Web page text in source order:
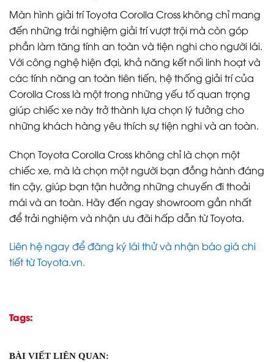
Màn hình giải trí Toyota Corolla Cross không chỉ mang
đến những trải nghiệm giải trí vượt trội mà còn góp
phần làm tăng tính an toàn và tiện nghi cho người lái.
Với công nghệ hiện đại, khả năng kết nối linh hoạt và
các tính năng an toàn tiên tiến, hệ thống giải trí của
Corolla Cross là một trong những yếu tố quan trọng
giúp chiếc xe này trở thành lựa chọn lý tưởng cho
những khách hàng yêu thích sự tiện nghi và an toàn.
Chọn Toyota Corolla Cross không chỉ là chọn một
chiếc xe, mà là chọn một người bạn đồng hành đáng
tin cậy, giúp bạn tận hưởng những chuyến đi thoải
mái và an toàn. Hãy đến ngay showroom gần nhất
để trải nghiệm và nhận ưu đãi hấp dẫn từ Toyota.
Liên hệ ngay để đăng ký lái thử và nhận báo giá chi
tiết từ Toyota.vn.
Tags:
BÀI VIẾT LIÊN QUAN: